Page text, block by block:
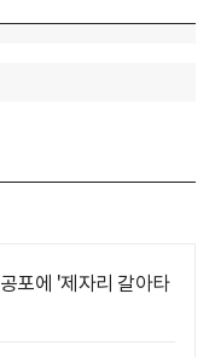
포에 '제자리 갈아타